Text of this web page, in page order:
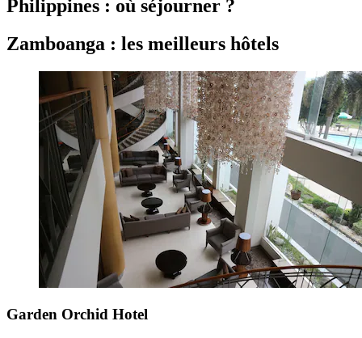
Philippines : où séjourner ?
Zamboanga : les meilleurs hôtels
Garden Orchid Hotel